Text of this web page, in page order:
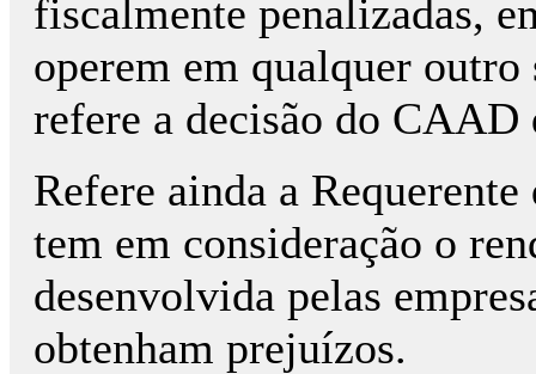
fiscalmente penalizadas,
operem em qualquer
refere a decisão do CAAD
Refere ainda a
tem em consideração o
desenvolvida pelas
obtenham prejuízos.